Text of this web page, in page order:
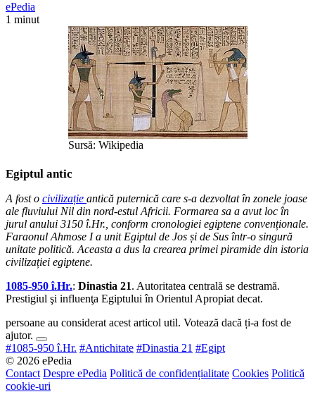
ePedia
1 minut
Sursă: Wikipedia
Egiptul antic
A fost o civilizație antică puternică care s-a dezvoltat în zonele joase
ale fluviului Nil din nord-estul Africii. Formarea sa a avut loc în
jurul anului 3150 î.Hr., conform cronologiei egiptene convenționale.
Faraonul Ahmose I a unit Egiptul de Jos și de Sus într-o singură
unitate politică. Aceasta a dus la crearea primei piramide din istoria
civilizației egiptene.
1085-950 î.Hr.: Dinastia 21. Autoritatea centrală se destramă.
Prestigiul şi influenţa Egiptului în Orientul Apropiat decat.
persoane au considerat acest articol util. Votează dacă ți-a fost de
ajutor.
#1085-950 î.Hr. #Antichitate #Dinastia 21 #Egipt
© 2026 ePedia
Contact Despre ePedia Politică de confidențialitate Cookies Politică
cookie-uri